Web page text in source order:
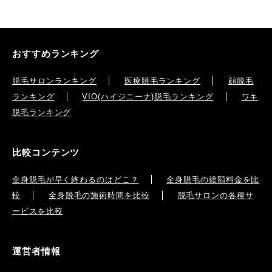
おすすめランキング
脱毛サロンランキング 医療脱毛ランキング
顔脱毛
ランキング
VIO(ハイジニーナ)脱毛ランキング
ワキ
脱毛ランキング
比較コンテンツ
全身脱毛が早く終わるのはどこ？
全身脱毛の総額料金を比
較
全身脱毛の施術時間を比較
脱毛サロンの各種サ
ービスを比較
運営者情報